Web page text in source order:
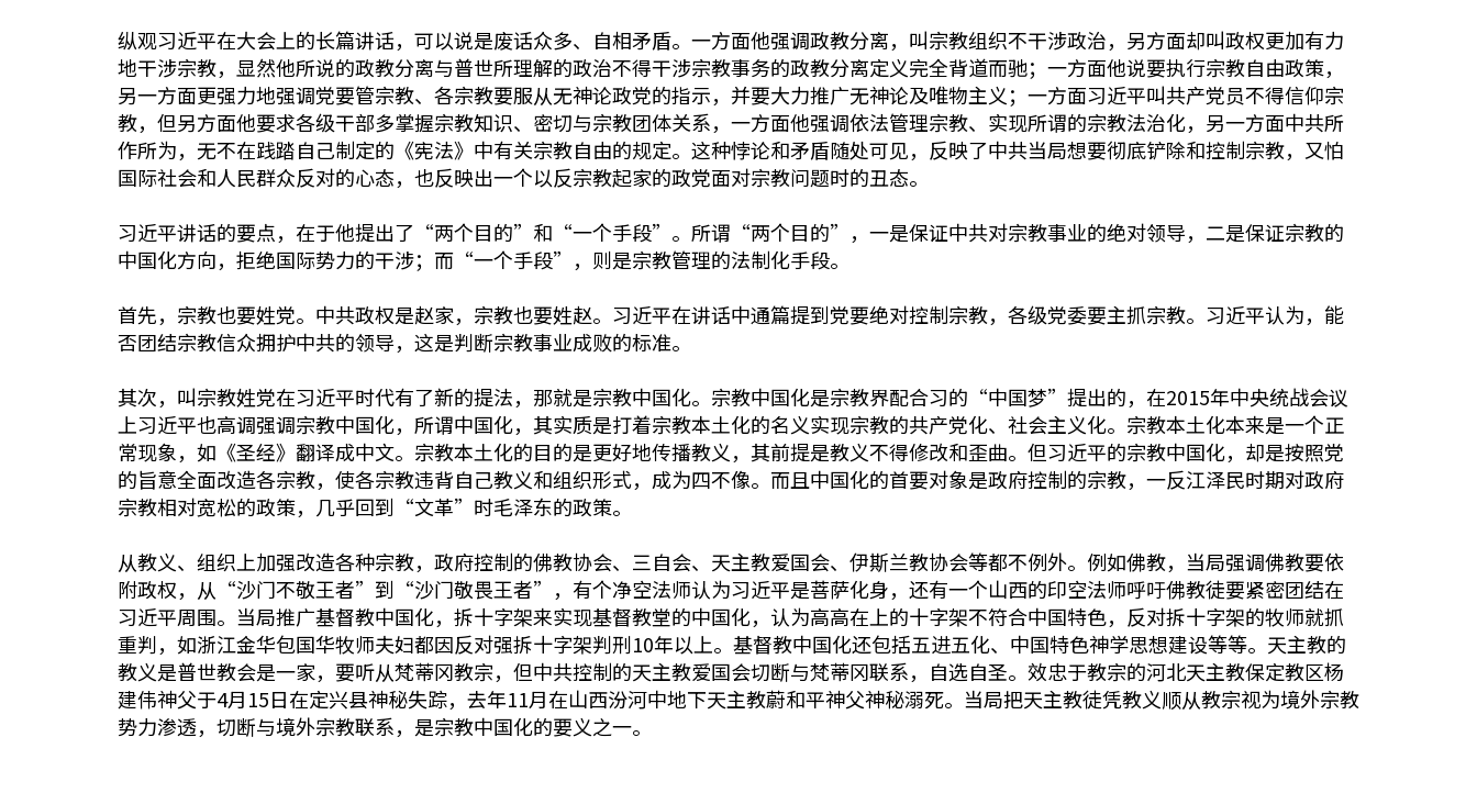
纵观习近平在大会上的长篇讲话，可以说是废话众多、自相矛盾。一方面他强调政教分离，叫宗教组织不干涉政治，另方面却叫政权更加有力
地干涉宗教，显然他所说的政教分离与普世所理解的政治不得干涉宗教事务的政教分离定义完全背道而驰；一方面他说要执行宗教自由政策，
另一方面更强力地强调党要管宗教、各宗教要服从无神论政党的指示，并要大力推广无神论及唯物主义；一方面习近平叫共产党员不得信仰宗
教，但另方面他要求各级干部多掌握宗教知识、密切与宗教团体关系，一方面他强调依法管理宗教、实现所谓的宗教法治化，另一方面中共所
作所为，无不在践踏自己制定的《宪法》中有关宗教自由的规定。这种悖论和矛盾随处可见，反映了中共当局想要彻底铲除和控制宗教，又怕
国际社会和人民群众反对的心态，也反映出一个以反宗教起家的政党面对宗教问题时的丑态。
习近平讲话的要点，在于他提出了“两个目的”和“一个手段”。所谓“两个目的”，一是保证中共对宗教事业的绝对领导，二是保证宗教的
中国化方向，拒绝国际势力的干涉；而“一个手段”，则是宗教管理的法制化手段。
首先，宗教也要姓党。中共政权是赵家，宗教也要姓赵。习近平在讲话中通篇提到党要绝对控制宗教，各级党委要主抓宗教。习近平认为，能
否团结宗教信众拥护中共的领导，这是判断宗教事业成败的标准。
其次，叫宗教姓党在习近平时代有了新的提法，那就是宗教中国化。宗教中国化是宗教界配合习的“中国梦”提出的，在2015年中央统战会议
上习近平也高调强调宗教中国化，所谓中国化，其实质是打着宗教本土化的名义实现宗教的共产党化、社会主义化。宗教本土化本来是一个正
常现象，如《圣经》翻译成中文。宗教本土化的目的是更好地传播教义，其前提是教义不得修改和歪曲。但习近平的宗教中国化，却是按照党
的旨意全面改造各宗教，使各宗教违背自己教义和组织形式，成为四不像。而且中国化的首要对象是政府控制的宗教，一反江泽民时期对政府
宗教相对宽松的政策，几乎回到“文革”时毛泽东的政策。
从教义、组织上加强改造各种宗教，政府控制的佛教协会、三自会、天主教爱国会、伊斯兰教协会等都不例外。例如佛教，当局强调佛教要依
附政权，从“沙门不敬王者”到“沙门敬畏王者”，有个净空法师认为习近平是菩萨化身，还有一个山西的印空法师呼吁佛教徒要紧密团结在
习近平周围。当局推广基督教中国化，拆十字架来实现基督教堂的中国化，认为高高在上的十字架不符合中国特色，反对拆十字架的牧师就抓
重判，如浙江金华包国华牧师夫妇都因反对强拆十字架判刑10年以上。基督教中国化还包括五进五化、中国特色神学思想建设等等。天主教的
教义是普世教会是一家，要听从梵蒂冈教宗，但中共控制的天主教爱国会切断与梵蒂冈联系，自选自圣。效忠于教宗的河北天主教保定教区杨
建伟神父于4月15日在定兴县神秘失踪，去年11月在山西汾河中地下天主教蔚和平神父神秘溺死。当局把天主教徒凭教义顺从教宗视为境外宗教
势力渗透，切断与境外宗教联系，是宗教中国化的要义之一。